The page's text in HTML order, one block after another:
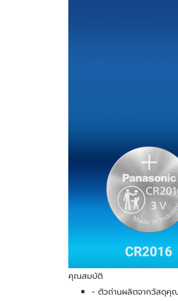
คุณสมบัติ
- ตัวถ่านผลิตจากวัสดุคุ